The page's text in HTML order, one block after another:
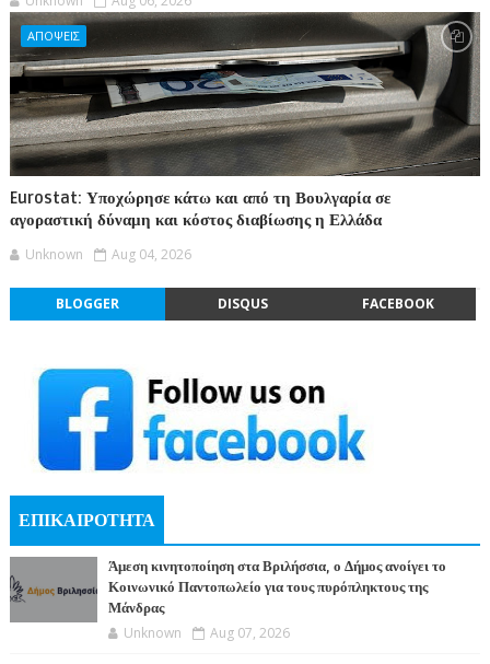
ΑΠΟΨΕΙΣ
Eurostat: Υποχώρησε κάτω και από τη Βουλγαρία σε
αγοραστική δύναμη και κόστος διαβίωσης η Ελλάδα
Unknown Aug 04, 2026
BLOGGER DISQUS FACEBOOK
ΕΠΙΚΑΙΡΟΤΗΤΑ
Άμεση κινητοποίηση στα Βριλήσσια, ο Δήμος ανοίγει το
Κοινωνικό Παντοπωλείο για τους πυρόπληκτους της
Μάνδρας
Unknown Aug 07, 2026